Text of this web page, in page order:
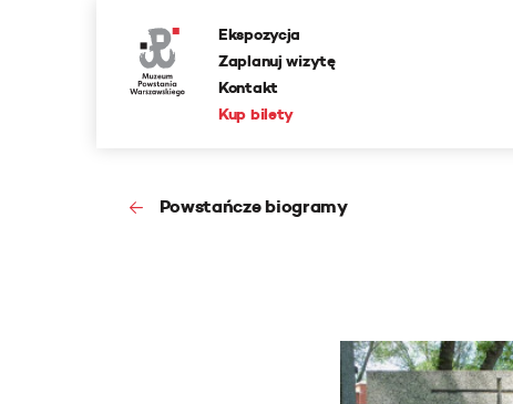
Ekspozycja
Zaplanuj wizytę
Kontakt
Kup bilety
Powstańcze biogramy